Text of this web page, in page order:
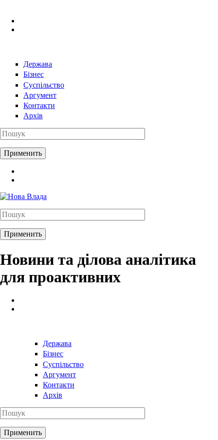
Держава
Бізнес
Суспільство
Аргумент
Контакти
Архів
Новини та ділова аналітика
для проактивних
Держава
Бізнес
Суспільство
Аргумент
Контакти
Архів